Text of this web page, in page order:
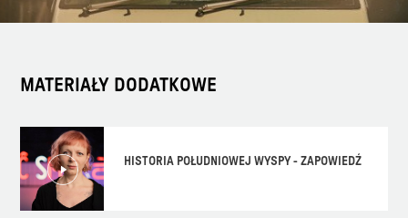
MATERIAŁY DODATKOWE
HISTORIA POŁUDNIOWEJ WYSPY - ZAPOWIEDŹ